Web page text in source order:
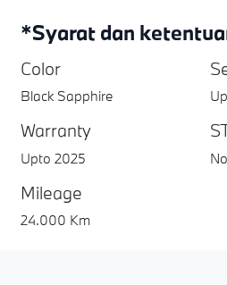
*Syarat dan
Color
Black Sapphire
Warranty
Upto 2025
Mileage
24.000 Km